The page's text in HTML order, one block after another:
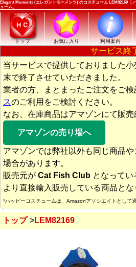
Elegant Moments (エレガントモーメンツ) のコスチューム LEM82169 ｜
ューム」
トップ お気に入り 利用案内
サービス終
当サービスで提供しておりました
末で終了させていただきました。
業者の方、まとまったご注文をご検
スのご利用をご検討ください。
なお、在庫商品はアマゾンにて販売
アマゾンの売り場へ
アマゾンでは弊社以外も同じ商品
場合があります。
販売元が Cat Fish Club となって
より直接輸入販売している商品とな
*ハッピーコスチュームは、Amazonアソシエイトとして
トップ LEM82169